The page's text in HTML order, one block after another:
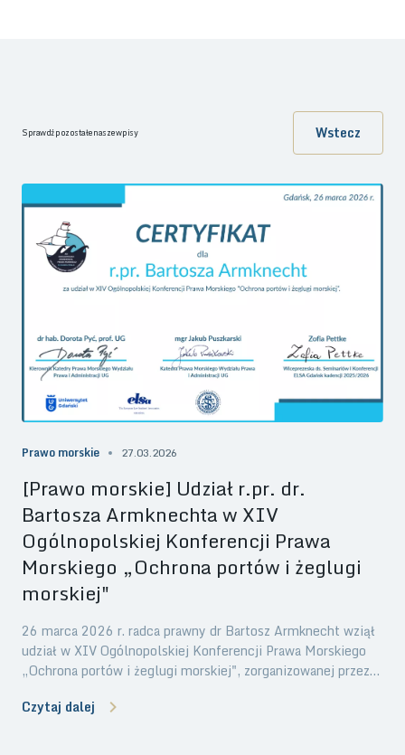
Sprawdź pozostałe nasze wpisy Wstecz
Prawo morskie 27.03.2026
[Prawo morskie] Udział r.pr. dr.
Bartosza Armknechta w XIV
Ogólnopolskiej Konferencji Prawa
Morskiego „Ochrona portów i żeglugi
morskiej"
26 marca 2026 r. radca prawny dr Bartosz Armknecht wziął
udział w XIV Ogólnopolskiej Konferencji Prawa Morskiego
„Ochrona portów i żeglugi morskiej", zorganizowanej przez
Uniwersytetu Gdańskiego oraz Europejskie Stowarzyszenie
Czytaj dalej